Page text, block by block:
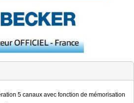
5 canaux avec fonction de mémorisation